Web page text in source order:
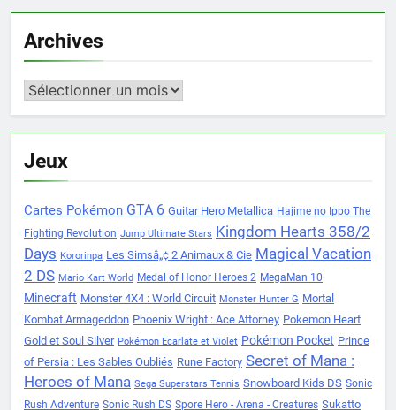
Archives
Archives
Jeux
Cartes Pokémon GTA 6 Guitar Hero Metallica Hajime no Ippo The
Fighting Revolution Jump Ultimate Stars Kingdom Hearts 358/2
Days Kororinpa Les Simsâ„¢ 2 Animaux & Cie Magical Vacation
2 DS Mario Kart World Medal of Honor Heroes 2 MegaMan 10
Minecraft Monster 4X4 : World Circuit Monster Hunter G Mortal
Kombat Armageddon Phoenix Wright : Ace Attorney Pokemon Heart
Gold et Soul Silver Pokémon Ecarlate et Violet Pokémon Pocket Prince
of Persia : Les Sables Oubliés Rune Factory Secret of Mana :
Heroes of Mana Sega Superstars Tennis Snowboard Kids DS Sonic
Rush Adventure Sonic Rush DS Spore Hero - Arena - Creatures Sukatto